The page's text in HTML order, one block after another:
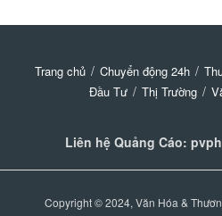
Trang chủ Chuyển động 24h
Đầu Tư
Thị Trường
Liên hệ Quảng Cáo:
Copyright © 2024, Văn Hóa &